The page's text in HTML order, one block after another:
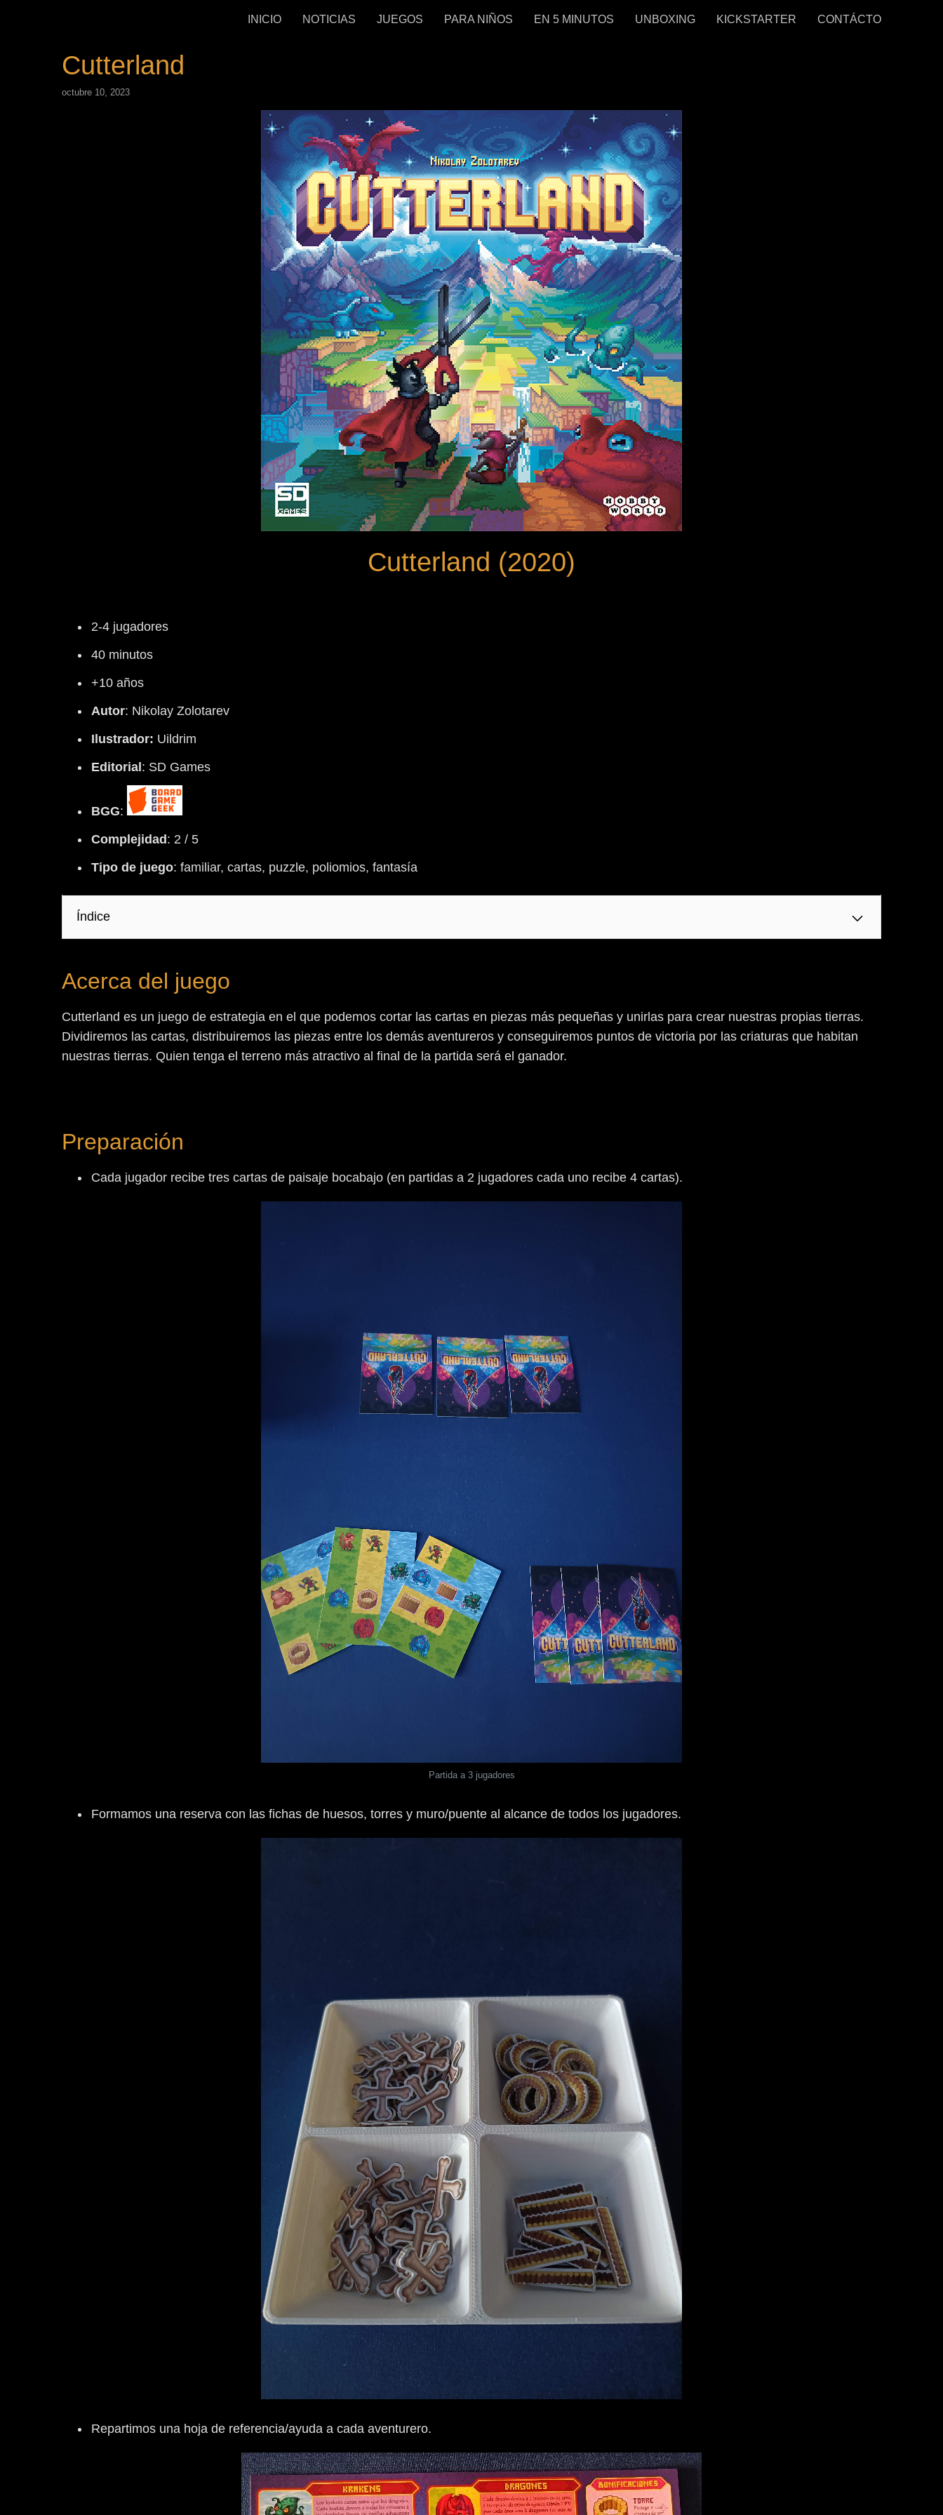
INICIO NOTICIAS JUEGOS PARA NIÑOS EN 5 MINUTOS UNBOXING KICKSTARTER CONTÁCTO
Cutterland
octubre 10, 2023
Cutterland (2020)
2-4 jugadores
40 minutos
+10 años
Autor: Nikolay Zolotarev
Ilustrador: Uildrim
Editorial : SD Games
BGG:
Complejidad : 2 / 5
Tipo de juego: familiar, cartas, puzzle, poliomios, fantasía
Índice
Acerca del juego
Cutterland es un juego de estrategia en el que podemos cortar las cartas en piezas más pequeñas y unirlas para crear nuestras propias tierras.
Dividiremos las cartas, distribuiremos las piezas entre los demás aventureros y conseguiremos puntos de victoria por las criaturas que habitan
nuestras tierras. Quien tenga el terreno más atractivo al final de la partida será el ganador.
Preparación
Cada jugador recibe tres cartas de paisaje bocabajo (en partidas a 2 jugadores cada uno recibe 4 cartas).
Partida a 3 jugadores
Formamos una reserva con las fichas de huesos, torres y muro/puente al alcance de todos los jugadores.
Repartimos una hoja de referencia/ayuda a cada aventurero.